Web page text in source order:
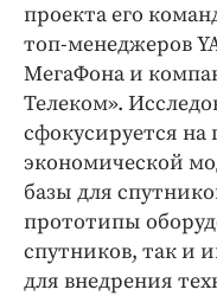
Интересное
Клиника года
Бренд года
проекта его
топ-менеджеров
МегаФона и
Телеком».
сфокусируется
экономической
базы для
прототипы
спутников, так и
для внедрения